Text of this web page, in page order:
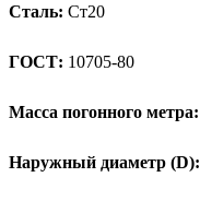
Сталь: Ст20
ГОСТ: 10705-80
Масса погонного метра:
Наружный диаметр (D):